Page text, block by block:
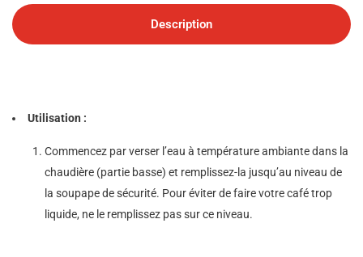
Description
Utilisation :
Commencez par verser l’eau à température ambiante dans la
chaudière (partie basse) et remplissez-la jusqu’au niveau de
la soupape de sécurité. Pour éviter de faire votre café trop
liquide, ne le remplissez pas sur ce niveau.